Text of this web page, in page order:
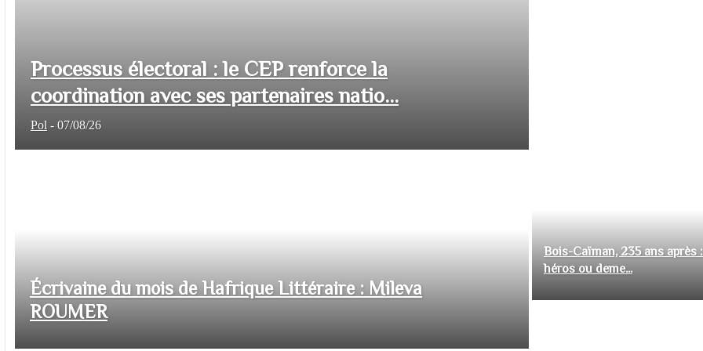
Processus électoral : le CEP renforce la
coordination avec ses partenaires natio...
Pol - 07/08/26
Écrivaine du mois de Hafrique Littéraire : Mileva
ROUMER
Bois-Caïman, 235 ans après
héros ou deme...